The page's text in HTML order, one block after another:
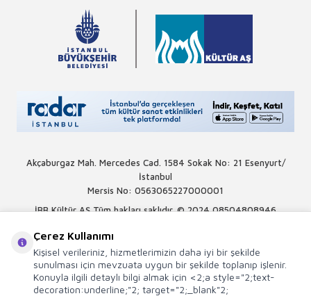
Akçaburgaz Mah. Mercedes Cad. 1584 Sokak No: 21 Esenyurt/
İstanbul
Mersis No: 0563065227000001
İBB Kültür AŞ Tüm hakları saklıdır. © 2024 08504808946
Çerez Kullanımı
Kişisel verileriniz, hizmetlerimizin daha iyi bir şekilde
sunulması için mevzuata uygun bir şekilde toplanıp işlenir.
Konuyla ilgili detaylı bilgi almak için <2;a style="2;text-
decoration:underline;"2; target="2;_blank"2;